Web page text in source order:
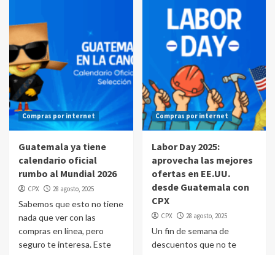
Compras por internet
Guatemala ya tiene
calendario oficial
rumbo al Mundial 2026
CPX 28 agosto, 2025
Sabemos que esto no tiene
nada que ver con las
compras en línea, pero
seguro te interesa. Este
Compras por internet
Labor Day 2025:
aprovecha las mejores
ofertas en EE.UU.
desde Guatemala con
CPX
CPX 28 agosto, 2025
Un fin de semana de
descuentos que no te